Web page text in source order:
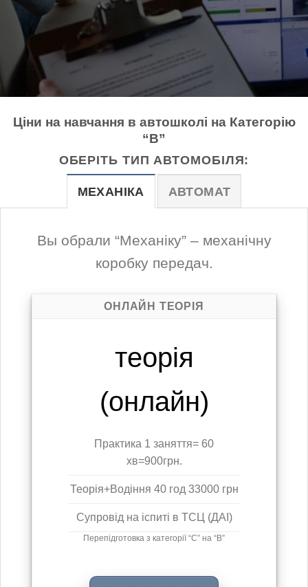
Ціни на навчання в автошколі на Категорію
“B”
ОБЕРІТЬ ТИП АВТОМОБІЛЯ:
МЕХАНІКА АВТОМАТ
Вы обрали “Механіку” – механічну
коробку передач.
ОНЛАЙН ТЕОРІЯ
теорія
(онлайн)
Практика 1 заняття= 60
хв=900грн.
Теорія+Водіння 40 год 33000 грн
Супровід на іспиті в ТСЦ (ДАІ)
Перепідготовка з категорії “С” на “B”